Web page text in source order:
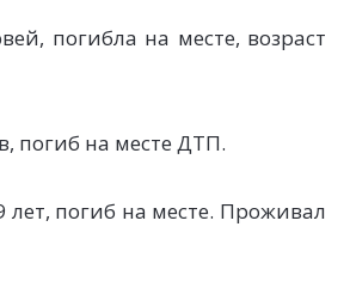
погибла на месте, возраст
погиб на месте ДТП.
лет, погиб на месте. Проживал